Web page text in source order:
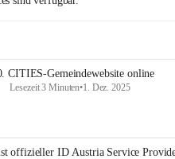
CITIES-Gemeindewebsite online
Lesezeit 3 Minuten•1. Dez. 2025
offizieller ID Austria Service